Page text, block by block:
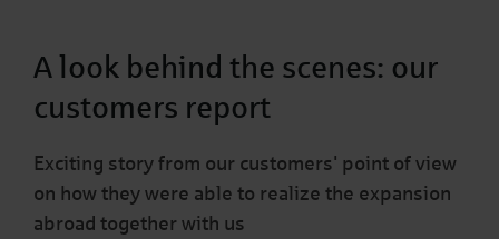
A look behind the scenes: our
customers report
Exciting story from our customers' point of view
on how they were able to realize the expansion
abroad together with us